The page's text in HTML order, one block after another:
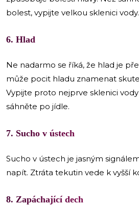
bolest, vypijte velkou sklenici vody.
6. Hlad
Ne nadarmo se říká, že hlad je
může pocit hladu znamenat
Vypijte proto nejprve sklenici
sáhněte po jídle.
7. Sucho v ústech
Sucho v ústech je jasným
napít. Ztráta tekutin vede k vyšší
8. Zapáchající dech